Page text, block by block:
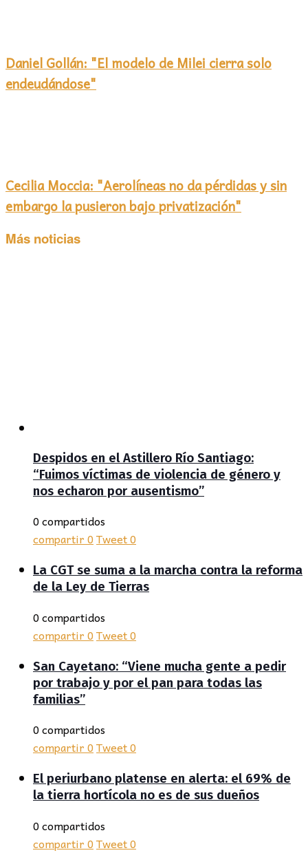
Daniel Gollán: "El modelo de Milei cierra solo
endeudándose"
Cecilia Moccia: "Aerolíneas no da pérdidas y sin
embargo la pusieron bajo privatización"
Más noticias
Despidos en el Astillero Río Santiago:
“Fuimos víctimas de violencia de género y
nos echaron por ausentismo”
0 compartidos
compartir0Tweet0
La CGT se suma a la marcha contra la reforma
de la Ley de Tierras
0 compartidos
compartir0Tweet0
San Cayetano: “Viene mucha gente a pedir
por trabajo y por el pan para todas las
familias”
0 compartidos
compartir0Tweet0
El periurbano platense en alerta: el 69% de
la tierra hortícola no es de sus dueños
0 compartidos
compartir0Tweet0